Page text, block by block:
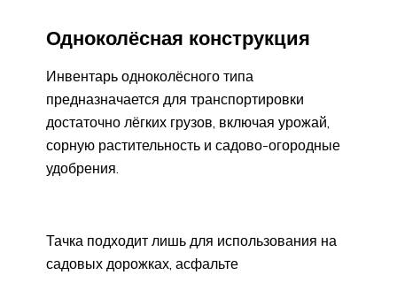
Одноколёсная конструкция
Инвентарь одноколёсного типа
предназначается для транспортировки
достаточно лёгких грузов, включая урожай,
сорную растительность и садово-огородные
удобрения.
Тачка подходит лишь для использования на
садовых дорожках, асфальте